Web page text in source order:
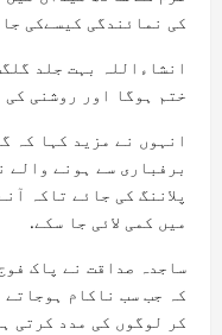
کی نمائندگی کیسےکی
انشاءاللہ بہت جلد
ختم ہوگا اور روشنی
انہوں نے مزید کہا کہ
برفباری سے ہونے والے
پلاننگ کی جائے تاکہ
میں کمی لائی جا سکے.
ساجدہ صداقت نے پاک
کہ جب سب ناکام
کر لوگوں کی مدد کرتی